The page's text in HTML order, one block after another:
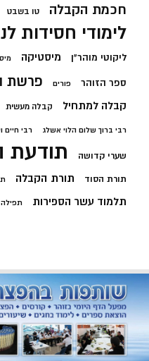
חכמת הקבלה טו בשבט
לימודי חסידות
ליקוטי מוהר"ן מיסטיקה
ספר הזוהר פורים פרשת
קבלה למתחיל קבלה מעשית
רבי ברוך שלום הלוי אשלג רבי חיים
שערי קדושה תודעת
תורת הסוד תורת הקבלה
תלמוד עשר הספירות תפילה